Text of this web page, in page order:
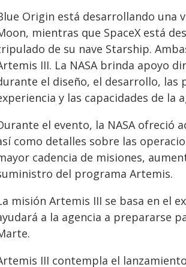
Origin está desarrollando una
mientras que SpaceX está
de su nave Starship.
III. La NASA brinda apoyo
el diseño, el desarrollo, las
y las capacidades de la
el evento, la NASA ofreció
como detalles sobre las
cadencia de misiones,
del programa Artemis.
misión Artemis III se basa en el
a la agencia a prepararse
III contempla el